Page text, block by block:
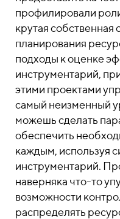
профилировали
крутая собственная
планирования
подходы к оценке
инструментарий,
этими проектами
самый неизменный
можешь сделать
обеспечить
каждым, используя
инструментарий.
наверняка что-то
возможности
распределять